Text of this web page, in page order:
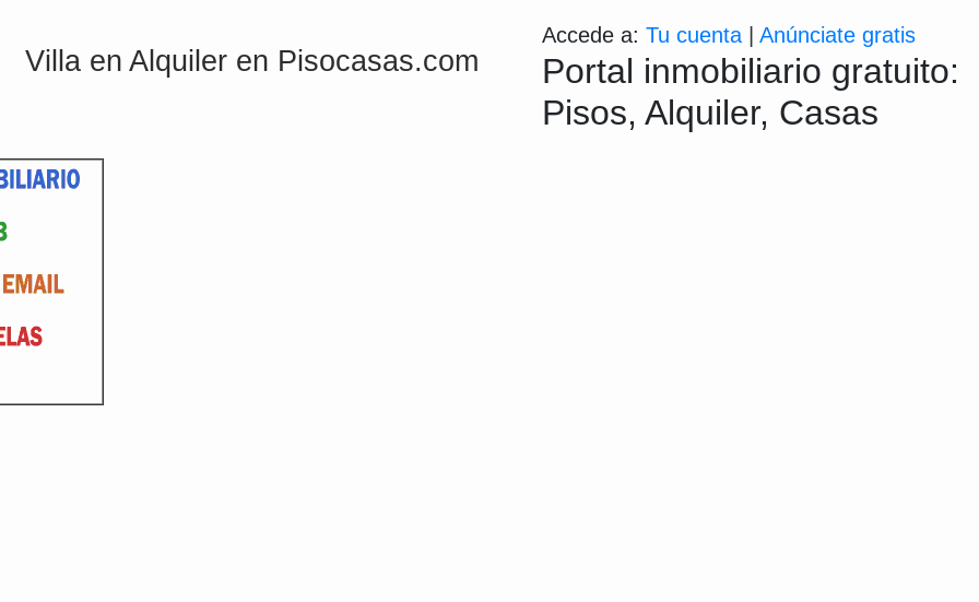
Villa en Alquiler en Pisocasas.com
Accede a: Tu cuenta| Anúnciate gratis
Portal inmobiliario gratuito:
Pisos, Alquiler, Casas